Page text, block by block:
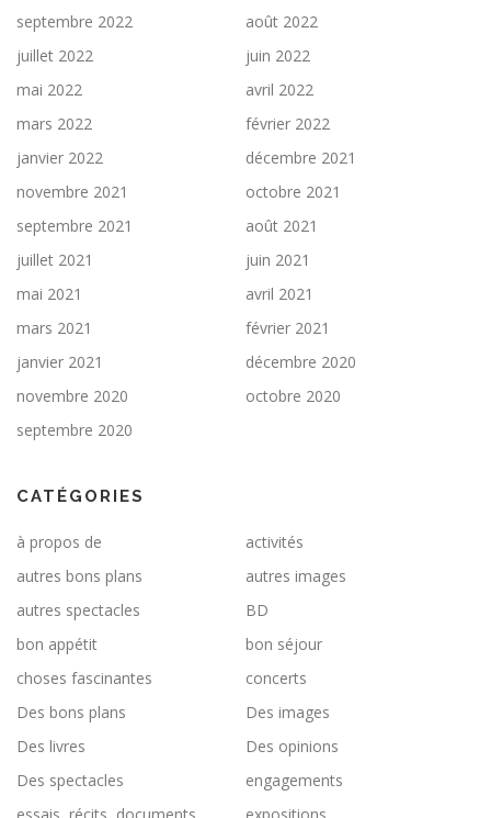
septembre 2022
août 2022
juillet 2022
juin 2022
mai 2022
avril 2022
mars 2022
février 2022
janvier 2022
décembre 2021
novembre 2021
octobre 2021
septembre 2021
août 2021
juillet 2021
juin 2021
mai 2021
avril 2021
mars 2021
février 2021
janvier 2021
décembre 2020
novembre 2020
octobre 2020
septembre 2020
CATÉGORIES
à propos de
activités
autres bons plans
autres images
autres spectacles
BD
bon appétit
bon séjour
choses fascinantes
concerts
Des bons plans
Des images
Des livres
Des opinions
Des spectacles
engagements